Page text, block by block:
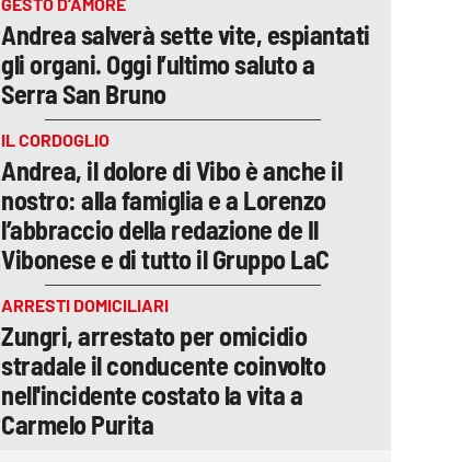
Andrea salverà sette vite, espiantati
gli organi. Oggi l’ultimo saluto a
Serra San Bruno
IL CORDOGLIO
Andrea, il dolore di Vibo è anche il
nostro: alla famiglia e a Lorenzo
l’abbraccio della redazione de Il
Vibonese e di tutto il Gruppo LaC
ARRESTI DOMICILIARI
Zungri, arrestato per omicidio
stradale il conducente coinvolto
nell'incidente costato la vita a
Carmelo Purita